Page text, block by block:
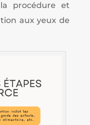
procédure et
aux yeux de